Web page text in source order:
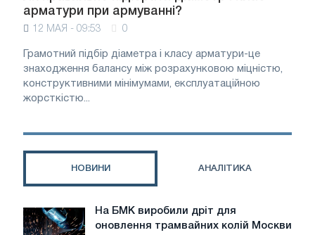
арматури при армуванні?
12 МАЯ - 09:53 0
Грамотний підбір діаметра і класу арматури-це
знаходження балансу між розрахунковою міцністю,
конструктивними мінімумами, експлуатаційною
жорсткістю...
НОВИНИ АНАЛІТИКА
На
БМК
На БМК виробили дріт для
оновлення трамвайних колій Москви